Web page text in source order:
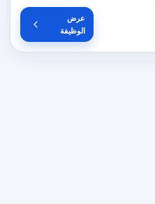
عرض
الوظيفة